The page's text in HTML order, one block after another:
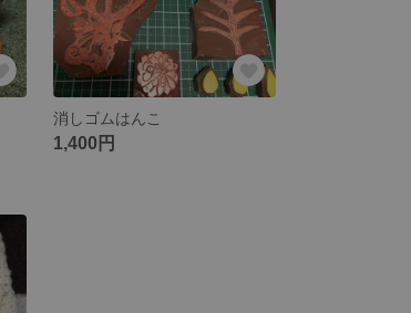
消しゴムはんこ
1,400円